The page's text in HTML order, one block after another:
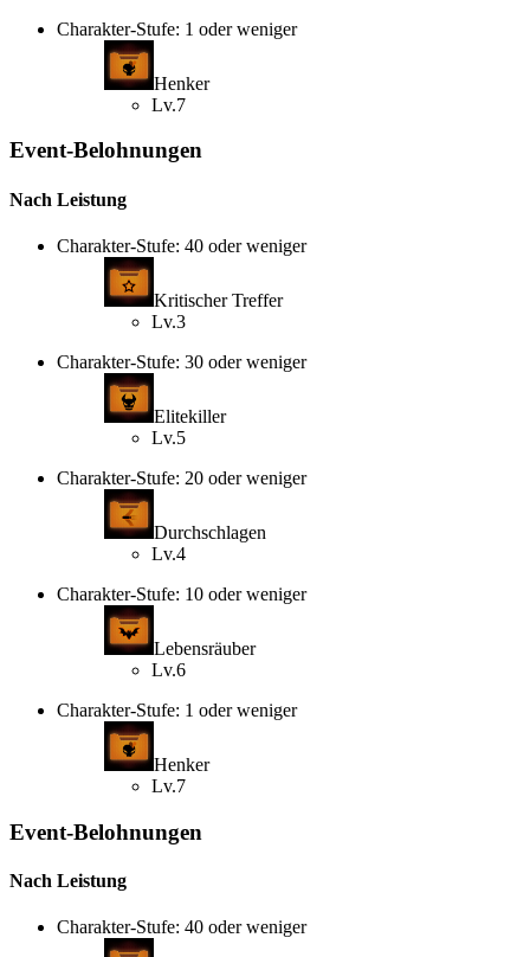
Charakter-Stufe: 1 oder weniger
Henker
Lv.7
Event-Belohnungen
Nach Leistung
Charakter-Stufe: 40 oder weniger
Kritischer Treffer
Lv.3
Charakter-Stufe: 30 oder weniger
Elitekiller
Lv.5
Charakter-Stufe: 20 oder weniger
Durchschlagen
Lv.4
Charakter-Stufe: 10 oder weniger
Lebensräuber
Lv.6
Charakter-Stufe: 1 oder weniger
Henker
Lv.7
Event-Belohnungen
Nach Leistung
Charakter-Stufe: 40 oder weniger